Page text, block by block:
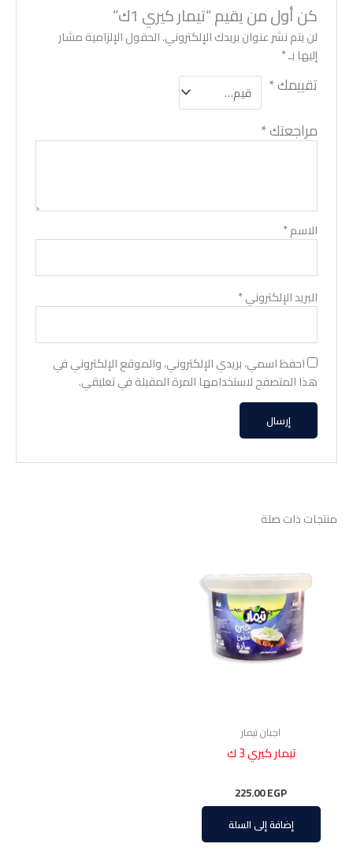
كن أول من يقيم “تيمار كيري 1ك”
لن يتم نشر عنوان بريدك الإلكتروني.الحقول الإلزامية مشار
إليها بـ*
تقييمك*
مراجعتك*
الاسم*
البريد الإلكتروني*
احفظ اسمي، بريدي الإلكتروني، والموقع الإلكتروني في
هذا المتصفح لاستخدامها المرة المقبلة في تعليقي.
منتجات ذات صلة
اجبان تيمار
تيمار كيري 3 ك
225.00EGP
إضافة إلى السلة